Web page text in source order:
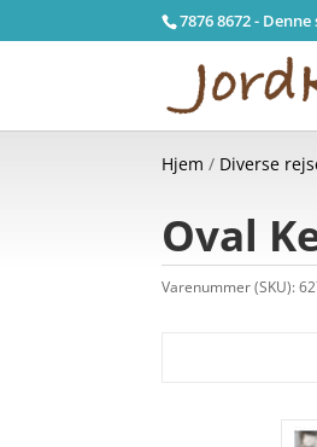
7876 8672 -
Hjem / Diverse
Oval
Varenummer (SKU):